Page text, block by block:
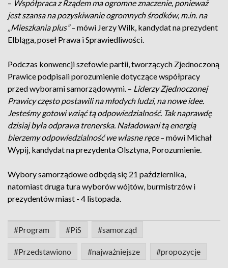
– Współpraca z Rządem ma ogromne znaczenie, ponieważ
jest szansa na pozyskiwanie ogromnych środków, m.in. na
„Mieszkania plus”– mówi Jerzy Wilk, kandydat na prezydent
Elbląga, poseł Prawa i Sprawiedliwości.
Podczas konwencji szefowie partii, tworzących Zjednoczoną
Prawice podpisali porozumienie dotyczące współpracy
przed wyborami samorządowymi. – Liderzy Zjednoczonej
Prawicy często postawili na młodych ludzi, na nowe idee.
Jesteśmy gotowi wziąć tą odpowiedzialność. Tak naprawdę
dzisiaj była odprawa trenerska. Naładowani tą energią
bierzemy odpowiedzialność we własne ręce– mówi Michał
Wypij, kandydat na prezydenta Olsztyna, Porozumienie.
Wybory samorządowe odbędą się 21 października,
natomiast druga tura wyborów wójtów, burmistrzów i
prezydentów miast - 4 listopada.
#Program #PiS #samorząd
#Przedstawiono #najważniejsze #propozycje